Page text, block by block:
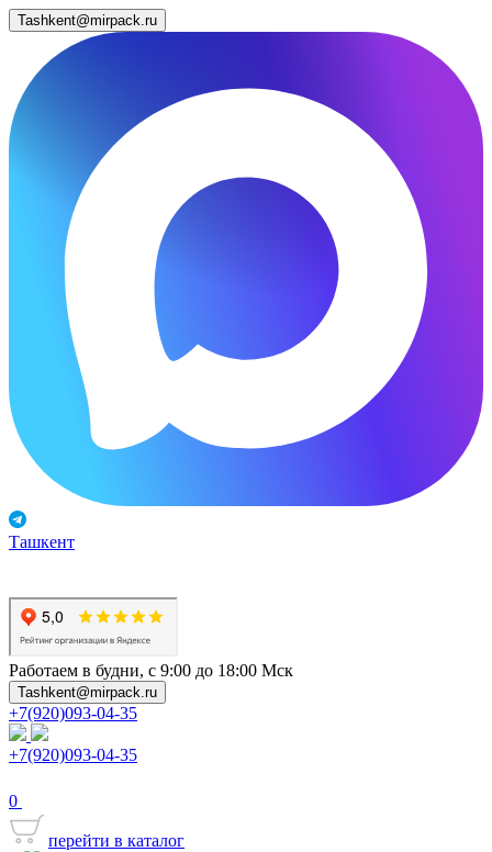
Tashkent@mirpack.ru
Ташкент
Работаем в будни, с 9:00 до 18:00 Мск
Tashkent@mirpack.ru
+7(920)093-04-35
+7(920)093-04-35
0
перейти в каталог